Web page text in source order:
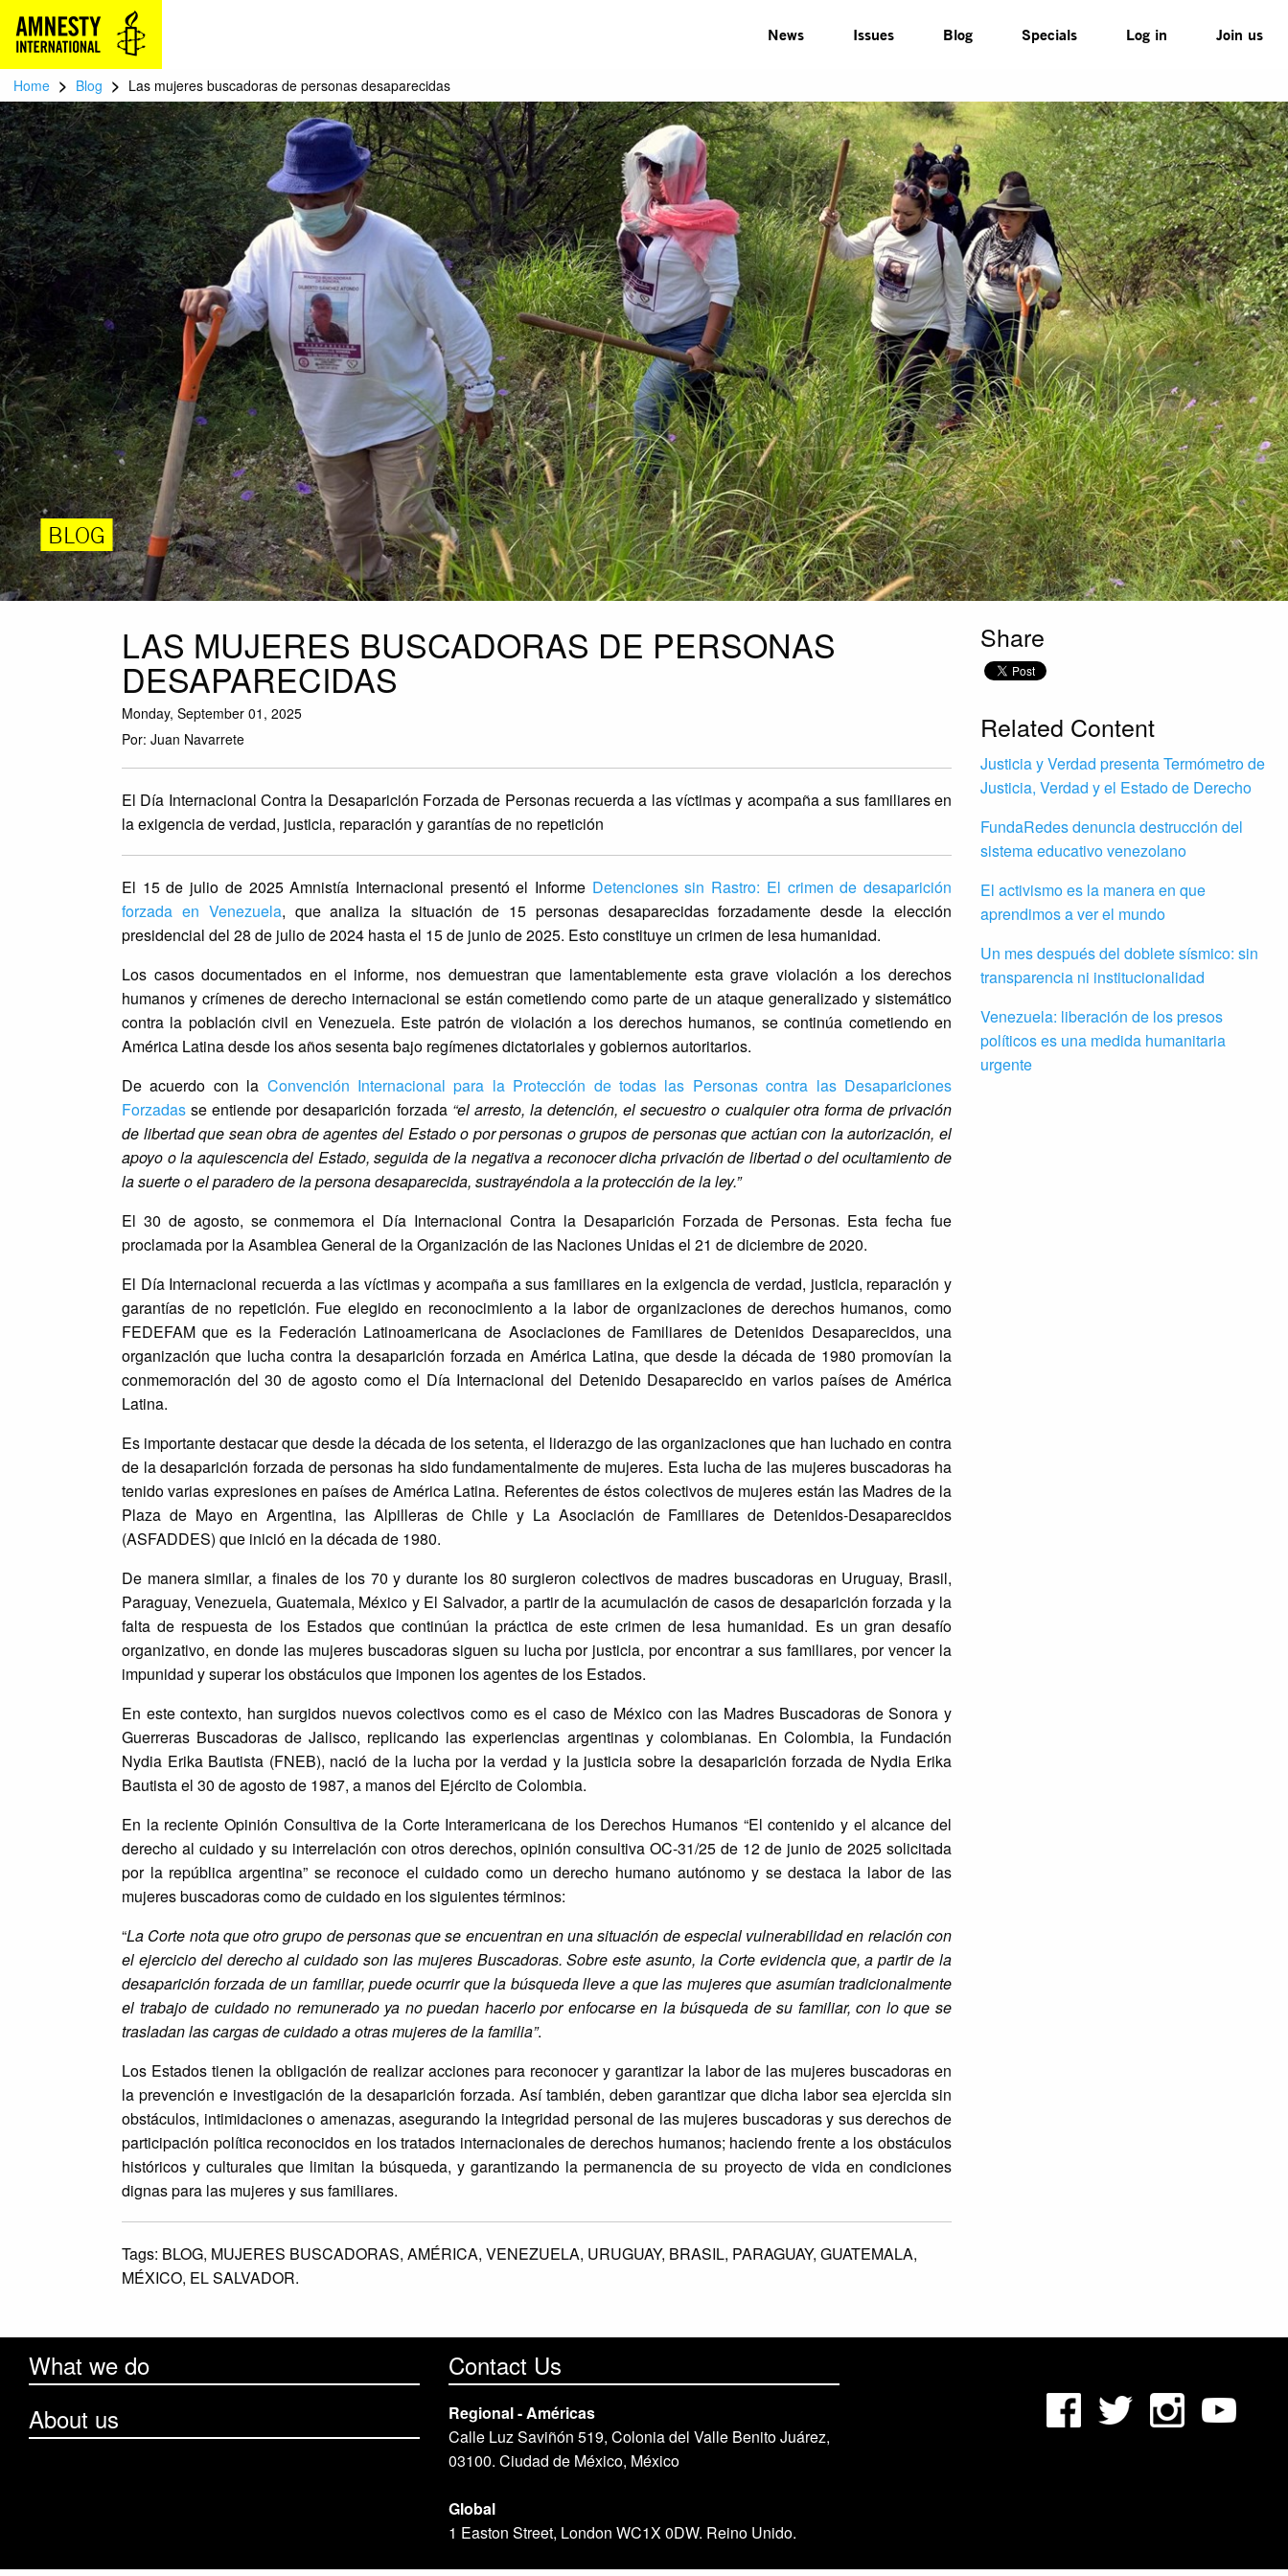
News Issues Blog Specials Log in Join us
Home > Blog > Las mujeres buscadoras de personas desaparecidas
BLOG
LAS MUJERES BUSCADORAS DE PERSONAS
DESAPARECIDAS
Monday, September 01, 2025
Por: Juan Navarrete
El Día Internacional Contra la Desaparición Forzada de Personas recuerda a las víctimas y acompaña a sus familiares en
la exigencia de verdad, justicia, reparación y garantías de no repetición
El 15 de julio de 2025 Amnistía Internacional presentó el Informe Detenciones sin Rastro: El crimen de desaparición
forzada en Venezuela, que analiza la situación de 15 personas desaparecidas forzadamente desde la elección
presidencial del 28 de julio de 2024 hasta el 15 de junio de 2025. Esto constituye un crimen de lesa humanidad.
Los casos documentados en el informe, nos demuestran que lamentablemente esta grave violación a los derechos
humanos y crímenes de derecho internacional se están cometiendo como parte de un ataque generalizado y sistemático
contra la población civil en Venezuela. Este patrón de violación a los derechos humanos, se continúa cometiendo en
América Latina desde los años sesenta bajo regímenes dictatoriales y gobiernos autoritarios.
De acuerdo con la Convención Internacional para la Protección de todas las Personas contra las Desapariciones
Forzadasse entiende por desaparición forzada “el arresto, la detención, el secuestro o cualquier otra forma de privación
de libertad que sean obra de agentes del Estado o por personas o grupos de personas que actúan con la autorización, el
apoyo o la aquiescencia del Estado, seguida de la negativa a reconocer dicha privación de libertad o del ocultamiento de
la suerte o el paradero de la persona desaparecida, sustrayéndola a la protección de la ley.”
El 30 de agosto, se conmemora el Día Internacional Contra la Desaparición Forzada de Personas. Esta fecha fue
proclamada por la Asamblea General de la Organización de las Naciones Unidas el 21 de diciembre de 2020.
El Día Internacional recuerda a las víctimas y acompaña a sus familiares en la exigencia de verdad, justicia, reparación y
garantías de no repetición. Fue elegido en reconocimiento a la labor de organizaciones de derechos humanos, como
FEDEFAM que es la Federación Latinoamericana de Asociaciones de Familiares de Detenidos Desaparecidos, una
organización que lucha contra la desaparición forzada en América Latina, que desde la década de 1980 promovían la
conmemoración del 30 de agosto como el Día Internacional del Detenido Desaparecido en varios países de América
Latina.
Es importante destacar que desde la década de los setenta, el liderazgo de las organizaciones que han luchado en contra
de la desaparición forzada de personas ha sido fundamentalmente de mujeres. Esta lucha de las mujeres buscadoras ha
tenido varias expresiones en países de América Latina. Referentes de éstos colectivos de mujeres están las Madres de la
Plaza de Mayo en Argentina, las Alpilleras de Chile y La Asociación de Familiares de Detenidos-Desaparecidos
(ASFADDES) que inició en la década de 1980.
De manera similar, a finales de los 70 y durante los 80 surgieron colectivos de madres buscadoras en Uruguay, Brasil,
Paraguay, Venezuela, Guatemala, México y El Salvador, a partir de la acumulación de casos de desaparición forzada y la
falta de respuesta de los Estados que continúan la práctica de este crimen de lesa humanidad. Es un gran desafío
organizativo, en donde las mujeres buscadoras siguen su lucha por justicia, por encontrar a sus familiares, por vencer la
impunidad y superar los obstáculos que imponen los agentes de los Estados.
En este contexto, han surgidos nuevos colectivos como es el caso de México con las Madres Buscadoras de Sonora y
Guerreras Buscadoras de Jalisco, replicando las experiencias argentinas y colombianas. En Colombia, la Fundación
Nydia Erika Bautista (FNEB), nació de la lucha por la verdad y la justicia sobre la desaparición forzada de Nydia Erika
Bautista el 30 de agosto de 1987, a manos del Ejército de Colombia.
En la reciente Opinión Consultiva de la Corte Interamericana de los Derechos Humanos “El contenido y el alcance del
derecho al cuidado y su interrelación con otros derechos, opinión consultiva OC-31/25 de 12 de junio de 2025 solicitada
por la república argentina” se reconoce el cuidado como un derecho humano autónomo y se destaca la labor de las
mujeres buscadoras como de cuidado en los siguientes términos:
“La Corte nota que otro grupo de personas que se encuentran en una situación de especial vulnerabilidad en relación con
el ejercicio del derecho al cuidado son las mujeres Buscadoras. Sobre este asunto, la Corte evidencia que, a partir de la
desaparición forzada de un familiar, puede ocurrir que la búsqueda lleve a que las mujeres que asumían tradicionalmente
el trabajo de cuidado no remunerado ya no puedan hacerlo por enfocarse en la búsqueda de su familiar, con lo que se
trasladan las cargas de cuidado a otras mujeres de la familia”.
Los Estados tienen la obligación de realizar acciones para reconocer y garantizar la labor de las mujeres buscadoras en
la prevención e investigación de la desaparición forzada. Así también, deben garantizar que dicha labor sea ejercida sin
obstáculos, intimidaciones o amenazas, asegurando la integridad personal de las mujeres buscadoras y sus derechos de
participación política reconocidos en los tratados internacionales de derechos humanos; haciendo frente a los obstáculos
históricos y culturales que limitan la búsqueda, y garantizando la permanencia de su proyecto de vida en condiciones
dignas para las mujeres y sus familiares.
Tags: BLOG, MUJERES BUSCADORAS, AMÉRICA, VENEZUELA, URUGUAY, BRASIL, PARAGUAY, GUATEMALA,
MÉXICO, EL SALVADOR.
Share
Related Content
Justicia y Verdad presenta Termómetro de
Justicia, Verdad y el Estado de Derecho
FundaRedes denuncia destrucción del
sistema educativo venezolano
El activismo es la manera en que
aprendimos a ver el mundo
Un mes después del doblete sísmico: sin
transparencia ni institucionalidad
Venezuela: liberación de los presos
políticos es una medida humanitaria
urgente
What we do
About us
Contact Us
Regional - Américas
Calle Luz Saviñón 519, Colonia del Valle Benito Juárez,
03100. Ciudad de México, México
Global
1 Easton Street, London WC1X 0DW. Reino Unido.